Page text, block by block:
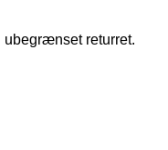
returret.